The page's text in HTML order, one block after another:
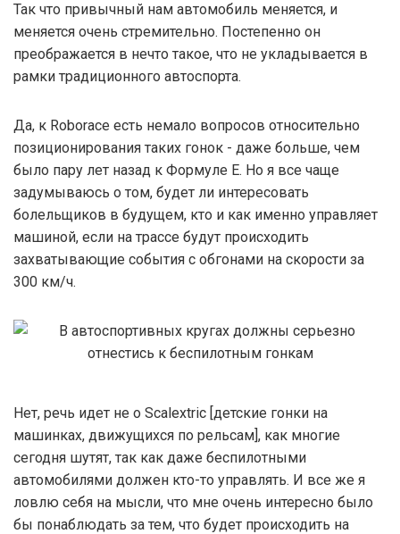
Так что привычный нам автомобиль меняется, и
меняется очень стремительно. Постепенно он
преображается в нечто такое, что не укладывается в
рамки традиционного автоспорта.
Да, к Roborace есть немало вопросов относительно
позиционирования таких гонок - даже больше, чем
было пару лет назад к Формуле Е. Но я все чаще
задумываюсь о том, будет ли интересовать
болельщиков в будущем, кто и как именно управляет
машиной, если на трассе будут происходить
захватывающие события с обгонами на скорости за
300 км/ч.
Нет, речь идет не о Scalextric [детские гонки на
машинках, движущихся по рельсам], как многие
сегодня шутят, так как даже беспилотными
автомобилями должен кто-то управлять. И все же я
ловлю себя на мысли, что мне очень интересно было
бы понаблюдать за тем, что будет происходить на